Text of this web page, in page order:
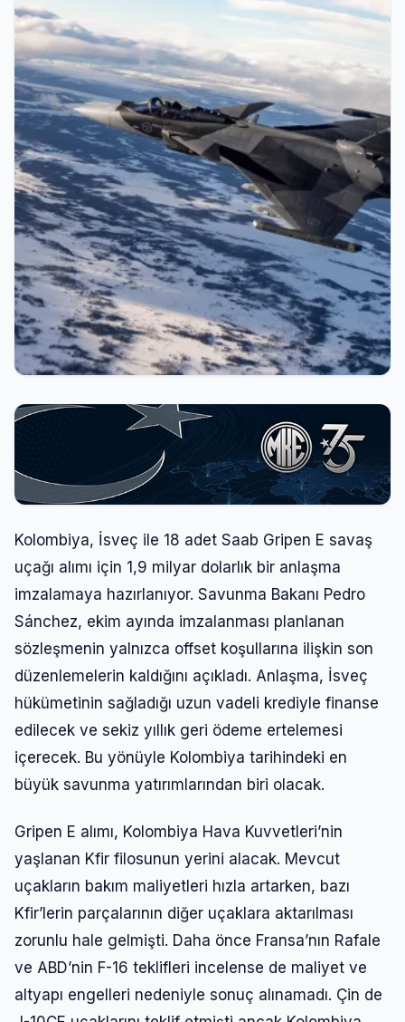
Kolombiya, İsveç ile 18 adet Saab Gripen E savaş
uçağı alımı için 1,9 milyar dolarlık bir anlaşma
imzalamaya hazırlanıyor. Savunma Bakanı Pedro
Sánchez, ekim ayında imzalanması planlanan
sözleşmenin yalnızca offset koşullarına ilişkin son
düzenlemelerin kaldığını açıkladı. Anlaşma, İsveç
hükümetinin sağladığı uzun vadeli krediyle finanse
edilecek ve sekiz yıllık geri ödeme ertelemesi
içerecek. Bu yönüyle Kolombiya tarihindeki en
büyük savunma yatırımlarından biri olacak.
Gripen E alımı, Kolombiya Hava Kuvvetleri’nin
yaşlanan Kfir filosunun yerini alacak. Mevcut
uçakların bakım maliyetleri hızla artarken, bazı
Kfir’lerin parçalarının diğer uçaklara aktarılması
zorunlu hale gelmişti. Daha önce Fransa’nın Rafale
ve ABD’nin F-16 teklifleri incelense de maliyet ve
altyapı engelleri nedeniyle sonuç alınamadı. Çin de